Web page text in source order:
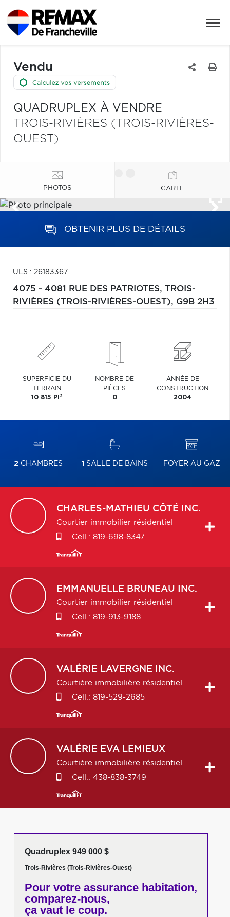
Vendu
QUADRUPLEX À VENDRE
TROIS-RIVIÈRES (TROIS-RIVIÈRES-
OUEST)
PHOTOS CARTE
OBTENIR PLUS DE DÉTAILS
ULS : 26183367
4075 - 4081 RUE DES PATRIOTES, TROIS-
RIVIÈRES (TROIS-RIVIÈRES-OUEST), G9B 2H3
SUPERFICIE DU
TERRAIN
10 815 PI 2
NOMBRE DE
PIÈCES
0
ANNÉE DE
CONSTRUCTION
2004
2 CHAMBRES 1 SALLE DE BAINS FOYER AU GAZ
CHARLES-MATHIEU CÔTÉ INC.
Courtier immobilier résidentiel
Cell.: 819-698-8347
EMMANUELLE BRUNEAU INC.
Courtier immobilier résidentiel
Cell.: 819-913-9188
VALÉRIE LAVERGNE INC.
Courtière immobilière résidentiel
Cell.: 819-529-2685
VALÉRIE EVA LEMIEUX
Courtière immobilière résidentiel
Cell.: 438-838-3749
Quadruplex 949 000 $
Trois-Rivières (Trois-Rivières-Ouest)
Pour votreassurance habitation,
comparez-nous,
ça vaut le coup.